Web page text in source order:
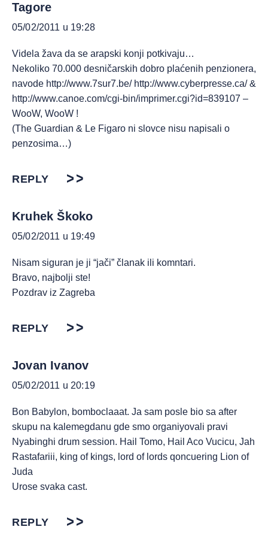
Tagore
05/02/2011 u 19:28
Videla žava da se arapski konji potkivaju…
Nekoliko 70.000 desničarskih dobro plaćenih penzionera,
navode http://www.7sur7.be/ http://www.cyberpresse.ca/&
http://www.canoe.com/cgi-bin/imprimer.cgi?id=839107 –
WooW, WooW !
(The Guardian & Le Figaro ni slovce nisu napisali o
penzosima…)
REPLY
Kruhek Škoko
05/02/2011 u 19:49
Nisam siguran je ji “jači” članak ili komntari.
Bravo, najbolji ste!
Pozdrav iz Zagreba
REPLY
Jovan Ivanov
05/02/2011 u 20:19
Bon Babylon, bomboclaaat. Ja sam posle bio sa after
skupu na kalemegdanu gde smo organiyovali pravi
Nyabinghi drum session. Hail Tomo, Hail Aco Vucicu, Jah
Rastafariii, king of kings, lord of lords qoncuering Lion of
Juda
Urose svaka cast.
REPLY